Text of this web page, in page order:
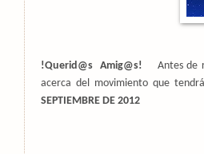
LUNA
!Querid@s Amig@s! Antes de
acerca del movimiento que
SEPTIEMBRE DE 2012